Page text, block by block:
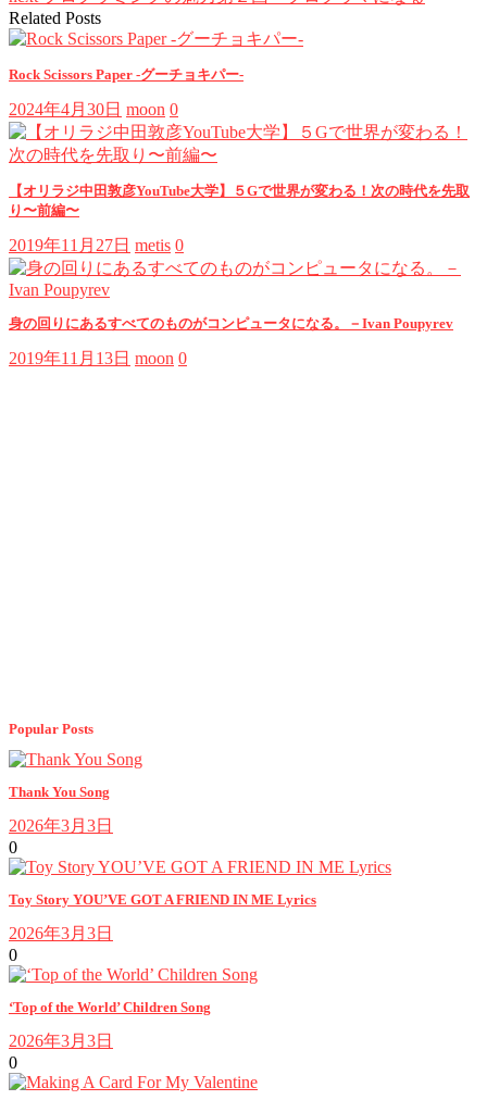
Related Posts
Rock Scissors Paper -グーチョキパー-
2024年4月30日 moon 0
【オリラジ中田敦彦YouTube大学】５Gで世界が変わる！次の時代を先取
り〜前編〜
2019年11月27日 metis 0
身の回りにあるすべてのものがコンピュータになる。－Ivan Poupyrev
2019年11月13日 moon 0
Popular Posts
Thank You Song
2026年3月3日
0
Toy Story YOU’VE GOT A FRIEND IN ME Lyrics
2026年3月3日
0
‘Top of the World’ Children Song
2026年3月3日
0